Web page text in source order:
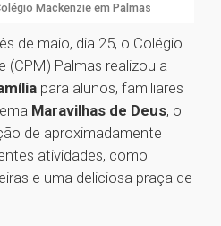
Mackenzie em Palmas
de maio, dia 25, o Colégio
(CPM) Palmas realizou a
para alunos, familiares
Maravilhas de Deus, o
de aproximadamente
atividades, como
e uma deliciosa praça de